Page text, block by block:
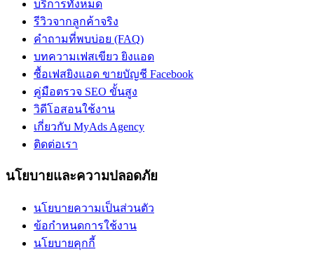
บริการทั้งหมด
รีวิวจากลูกค้าจริง
คำถามที่พบบ่อย (FAQ)
บทความเฟสเขียว ยิงแอด
ซื้อเฟสยิงแอด ขายบัญชี Facebook
คู่มือตรวจ SEO ขั้นสูง
วิดีโอสอนใช้งาน
เกี่ยวกับ MyAds Agency
ติดต่อเรา
นโยบายและความปลอดภัย
นโยบายความเป็นส่วนตัว
ข้อกำหนดการใช้งาน
นโยบายคุกกี้